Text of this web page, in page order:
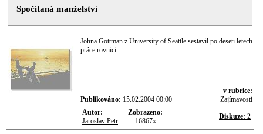
Spočítaná manželství
Johna Gottman z University of Seattle sestavil po deseti letech
práce rovnici…
Publikováno: 15.02.2004 00:00
v rubrice:
Zajímavosti
Autor:
Jaroslav Petr
Zobrazeno:
16867x
Diskuze: 2